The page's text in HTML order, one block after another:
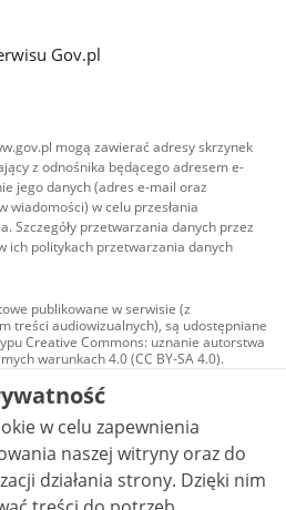
Gov.pl
mogą zawierać adresy skrzynek
z odnośnika będącego adresem e-
jego danych (adres e-mail oraz
wiadomości) w celu przesłania
Szczegóły przetwarzania danych przez
ich politykach przetwarzania danych
publikowane w serwisie (z
treści audiowizualnych), są udostępniane
Creative Commons: uznanie autorstwa
warunkach 4.0 (CC BY-SA 4.0).
w tym zdjęcia, materiały
są udostępniane na licencji typu
uznanie autorstwa użycie
- bez utworów zależnych 4.0 (CC BY-
o ile nie jest to stwierdzone inaczej.
w celu zapewnienia
naszej witryny oraz do
strony. Dzięki nim